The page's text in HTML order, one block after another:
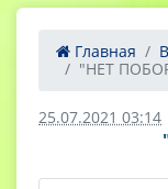
Главная
"НЕТ
25.07.2021 03:14